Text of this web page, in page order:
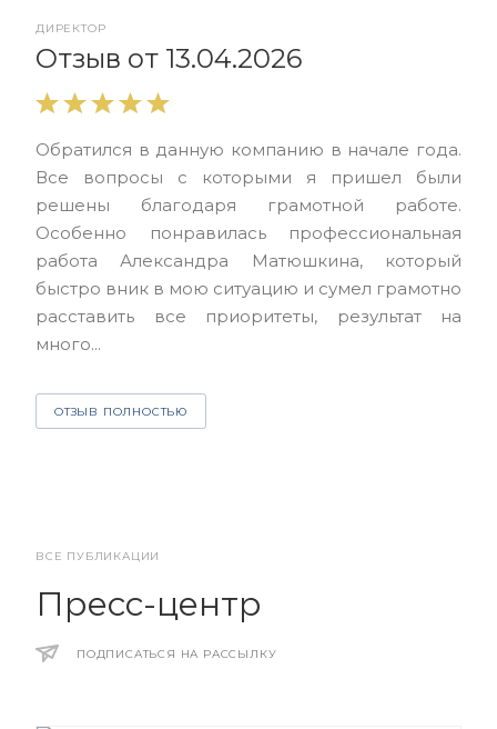
ДИРЕКТОР
Отзыв от 13.04.2026
Обратился в данную компанию в начале года.
Все вопросы с которыми я пришел были
решены благодаря грамотной работе.
Особенно понравилась профессиональная
работа Александра Матюшкина, который
быстро вник в мою ситуацию и сумел грамотно
расставить все приоритеты, результат на
много...
ОТЗЫВ ПОЛНОСТЬЮ
ВСЕ ПУБЛИКАЦИИ
Пресс-центр
ПОДПИСАТЬСЯ НА РАССЫЛКУ